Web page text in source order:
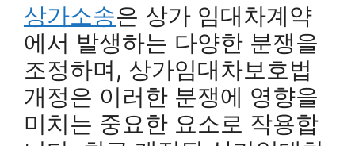
상가소송은 상가 임대차계약
에서 발생하는 다양한 분쟁을
조정하며, 상가임대차보호법
개정은 이러한 분쟁에 영향을
미치는 중요한 요소로 작용합